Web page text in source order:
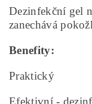
Dezinfekční gel
zanechává
Benefity:
Praktický
Efektivní -